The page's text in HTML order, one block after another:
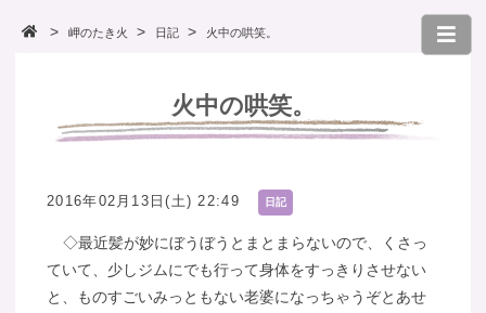
岬のたき火 日記 火中の哄笑。
火中の哄笑。
2016年02月13日(土) 22:49 日記
◇最近髪が妙にぼうぼうとまとまらないので、くさっ
ていて、少しジムにでも行って身体をすっきりさせない
と、ものすごいみっともない老婆になっちゃうぞとあせ